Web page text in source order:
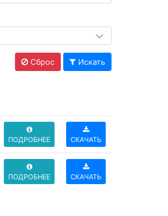
Сброс Искать
ПОДРОБНЕЕ СКАЧАТЬ
ПОДРОБНЕЕ СКАЧАТЬ